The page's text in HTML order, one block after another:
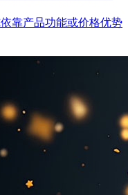
靠产品功能或价格优势